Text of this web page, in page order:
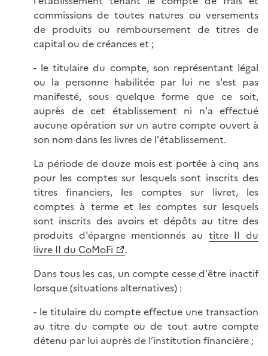
commissions de toutes natures ou versements
de produits ou remboursement de titres de
capital ou de créances et ;
- le titulaire du compte, son représentant légal
ou la personne habilitée par lui ne s'est pas
manifesté, sous quelque forme que ce soit,
auprès de cet établissement ni n'a effectué
aucune opération sur un autre compte ouvert à
son nom dans les livres de l'établissement.
La période de douze mois est portée à cinq ans
pour les comptes sur lesquels sont inscrits des
titres financiers, les comptes sur livret, les
comptes à terme et les comptes sur lesquels
sont inscrits des avoirs et dépôts au titre des
produits d'épargne mentionnés au titre II du
livre II du CoMoFi
.
Dans tous les cas, un compte cesse d'être inactif
lorsque (situations alternatives) :
- le titulaire du compte effectue une transaction
au titre du compte ou de tout autre compte
détenu par lui auprès de l’institution financière ;